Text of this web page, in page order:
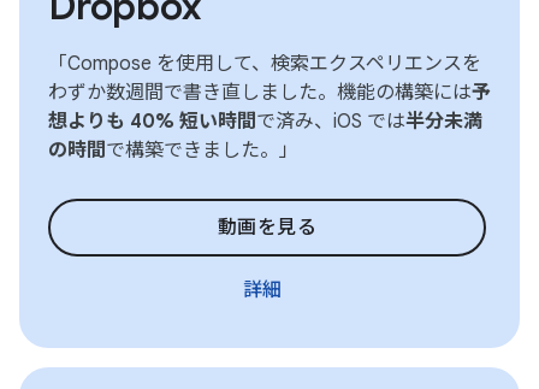
「Compose を使用して、検索エクスペリエンスを
わずか数週間で書き直しました。機能の構築には予
想よりも 40% 短い時間で済み、iOS では半分未満
の時間で構築できました。」
動画を見る
詳細